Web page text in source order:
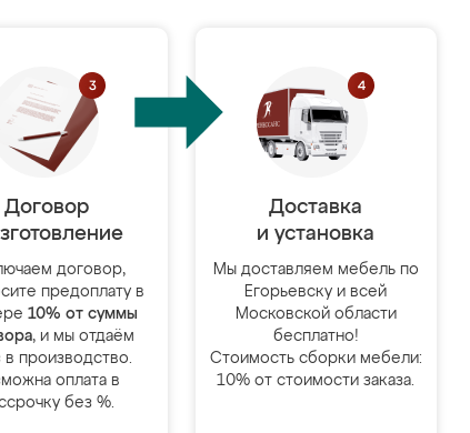
Договор
договор,
предоплату в
10% от суммы
, и мы отдаём
в производство.
оплата в
без %.
Доставка
и установка
Мы доставляем мебель по
Егорьевску и всей
Московской области
бесплатно!
Стоимость сборки мебели:
10% от стоимости заказа.